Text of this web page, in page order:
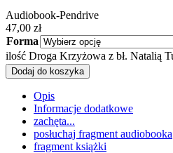
Audiobook-Pendrive
47,00 zł
Forma
ilość Droga Krzyżowa z bł. Natalią
Dodaj do koszyka
Opis
Informacje dodatkowe
zachęta...
posłuchaj fragment audiobooka
fragment książki